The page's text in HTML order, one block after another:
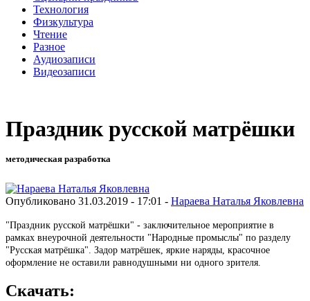
Технология
Физкультура
Чтение
Разное
Аудиозаписи
Видеозаписи
Праздник русской матрёшки
методическая разработка
Опубликовано 31.03.2019 - 17:01 - Нараева Наталья Яковлевна
"Праздник русской матрёшки" - заключительное мероприятие в
рамках внеурочной деятельности "Народные промыслы" по разделу
"Русская матрёшка". Задор матрёшек, яркие наряды, красочное
оформление не оставили равнодушными ни одного зрителя.
Скачать: